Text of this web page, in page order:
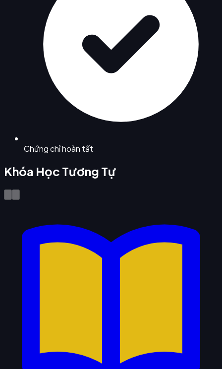
Chứng chỉ hoàn tất
Khóa Học Tương Tự